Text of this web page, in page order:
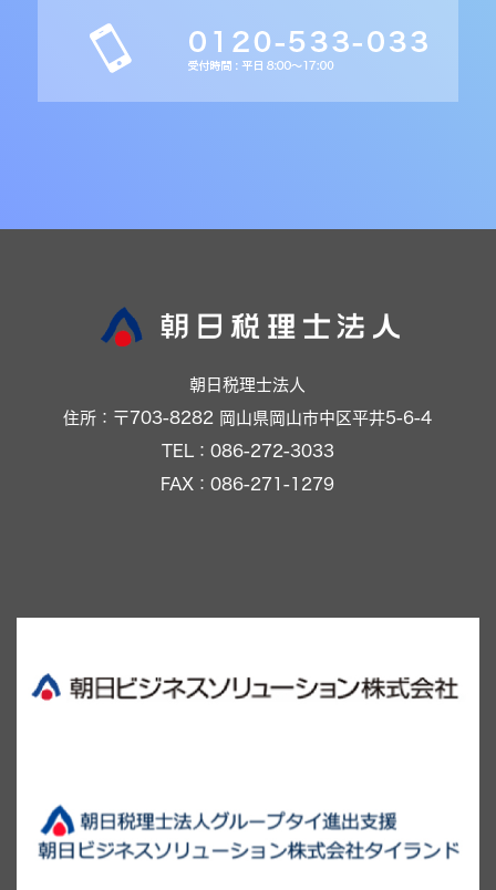
朝日税理士法人
住所：〒703-8282 岡山県岡山市中区平井5-6-4
TEL：086-272-3033
FAX：086-271-1279